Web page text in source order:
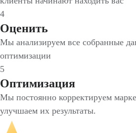
4
Оценить
Мы анализируем все собранные
оптимизации
5
Оптимизация
Мы постоянно корректируем
улучшаем их результаты.